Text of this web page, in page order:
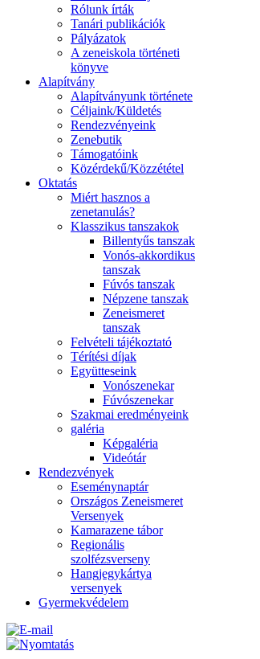
Rólunk írták
Tanári publikációk
Pályázatok
A zeneiskola történeti
könyve
Alapítvány
Alapítványunk története
Céljaink/Küldetés
Rendezvényeink
Zenebutik
Támogatóink
Közérdekű/Közzététel
Oktatás
Miért hasznos a
zenetanulás?
Klasszikus tanszakok
Billentyűs tanszak
Vonós-akkordikus
tanszak
Fúvós tanszak
Népzene tanszak
Zeneismeret
tanszak
Felvételi tájékoztató
Térítési díjak
Együtteseink
Vonószenekar
Fúvószenekar
Szakmai eredményeink
galéria
Képgaléria
Videótár
Rendezvények
Eseménynaptár
Országos Zeneismeret
Versenyek
Kamarazene tábor
Regionális
szolfézsverseny
Hangjegykártya
versenyek
Gyermekvédelem